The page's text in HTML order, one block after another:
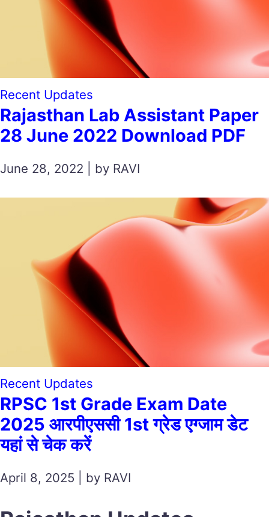
Recent Updates
Rajasthan Lab Assistant Paper
28 June 2022 Download PDF
June 28, 2022 | by RAVI
Recent Updates
RPSC 1st Grade Exam Date
2025 आरपीएससी 1st ग्रेड एग्जाम डेट
यहां से चेक करें
April 8, 2025 | by RAVI